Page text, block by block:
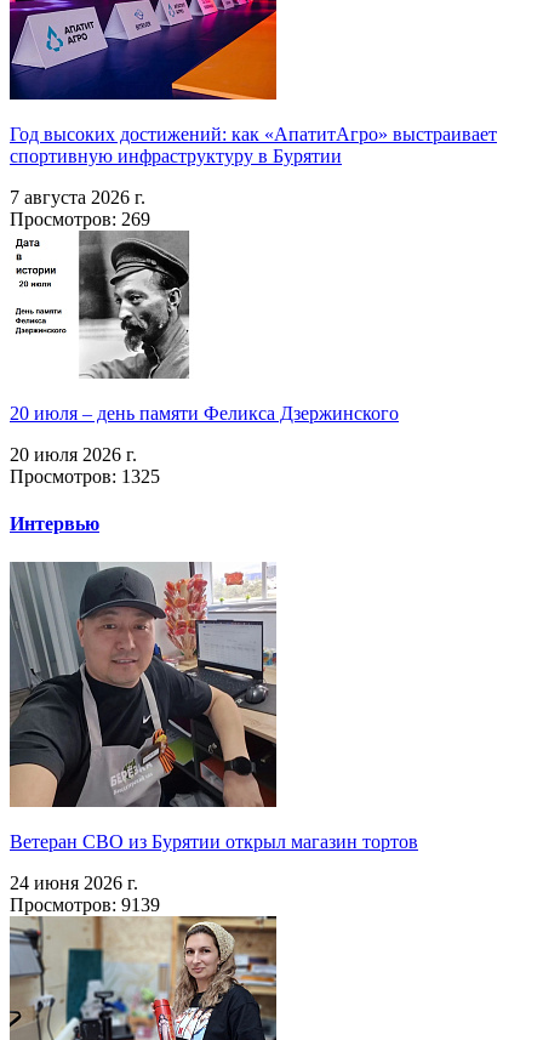
Год высоких достижений: как «АпатитАгро» выстраивает
спортивную инфраструктуру в Бурятии
7 августа 2026 г.
Просмотров: 269
20 июля – день памяти Феликса Дзержинского
20 июля 2026 г.
Просмотров: 1325
Интервью
Ветеран СВО из Бурятии открыл магазин тортов
24 июня 2026 г.
Просмотров: 9139